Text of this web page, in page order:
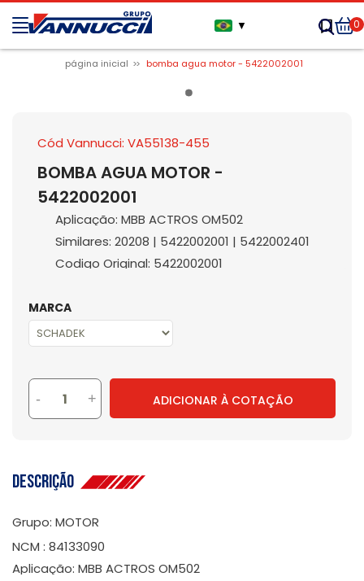
▼ 0
página inicial bomba agua motor - 5422002001
Cód Vannucci: VA55138-455
BOMBA AGUA MOTOR -
5422002001
Aplicação: MBB ACTROS OM502
Similares: 20208 | 5422002001 | 5422002401
Codigo Original: 5422002001
MARCA
- + ADICIONAR À COTAÇÃO
Descrição
Grupo: MOTOR
NCM : 84133090
Aplicação: MBB ACTROS OM502